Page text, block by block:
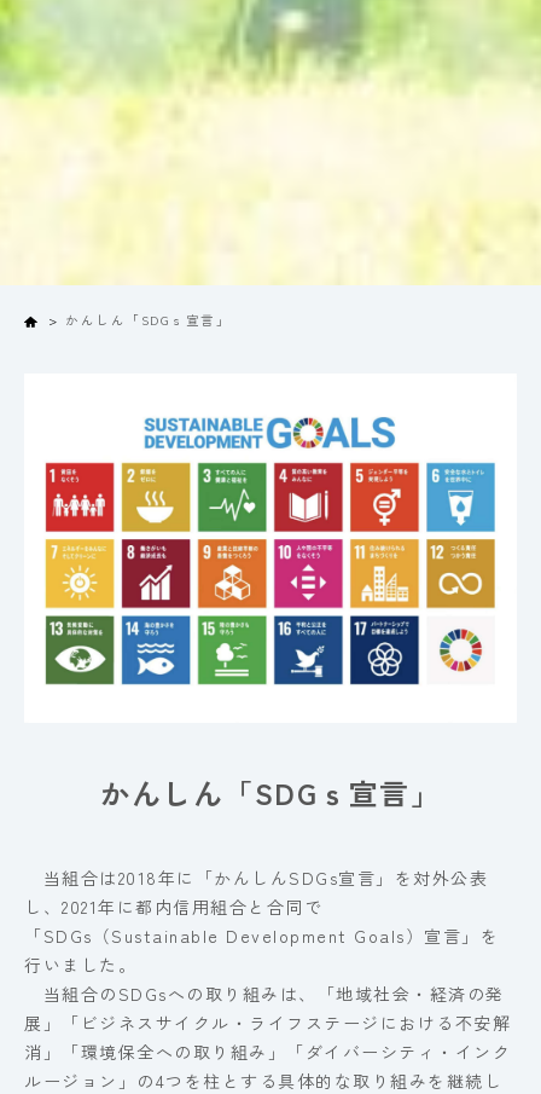
Homeかんしん「SDGｓ宣言」
かんしん「SDGｓ宣言」
当組合は2018年に「かんしんSDGs宣言」を対外公表
し、2021年に都内信用組合と合同で
「SDGs（Sustainable Development Goals）宣言」を
行いました。
当組合のSDGsへの取り組みは、「地域社会・経済の発
展」「ビジネスサイクル・ライフステージにおける不安解
消」「環境保全への取り組み」「ダイバーシティ・インク
ルージョン」の4つを柱とする具体的な取り組みを継続し